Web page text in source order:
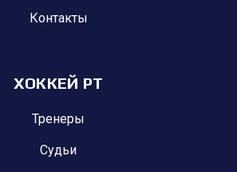
Контакты
ХОККЕЙ РТ
Тренеры
Судьи